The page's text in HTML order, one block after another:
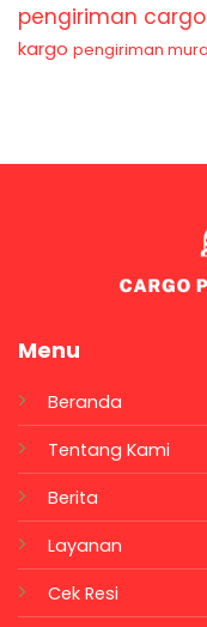
pengiriman cargo
kargo pengiriman
Menu
Beranda
Tentang Kami
Berita
Layanan
Cek Resi